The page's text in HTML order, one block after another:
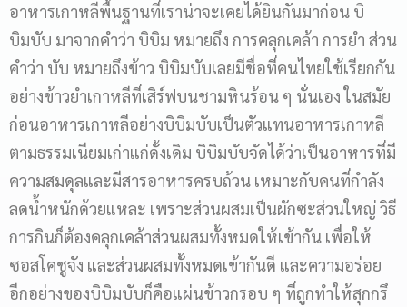
อาหารเกาหลีพื้นฐานที่เราน่าจะเคยได้ยินกันมาก่อน บิ
บิมบับ มาจากคำว่า บิบิม หมายถึง การคลุกเคล้า การยำ ส่วน
คำว่า บับ หมายถึงข้าว บิบิมบับเลยมีชื่อที่คนไทยใช้เรียกกัน
อย่างข้าวยำเกาหลีที่เสิร์ฟบนชามหินร้อน ๆ นั่นเอง ในสมัย
ก่อนอาหารเกาหลีอย่างบิบิมบับเป็นตัวแทนอาหารเกาหลี
ตามธรรมเนียมเก่าแก่ดั้งเดิม บิบิมบับจัดได้ว่าเป็นอาหารที่มี
ความสมดุลและมีสารอาหารครบถ้วน เหมาะกับคนที่กำลัง
ลดน้ำหนักด้วยแหละ เพราะส่วนผสมเป็นผักซะส่วนใหญ่ วิธี
การกินก็ต้องคลุกเคล้าส่วนผสมทั้งหมดให้เข้ากัน เพื่อให้
ซอสโคชูจัง และส่วนผสมทั้งหมดเข้ากันดี และความอร่อย
อีกอย่างของบิบิมบับก็คือแผ่นข้าวกรอบ ๆ ที่ถูกทำให้สุกกรึ